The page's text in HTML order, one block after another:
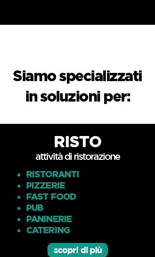
Siamo specializzati
in soluzioni per:
RISTO
attività di ristorazione
RISTORANTI
PIZZERIE
FAST FOOD
PUB
PANINERIE
CATERING
scopri di più